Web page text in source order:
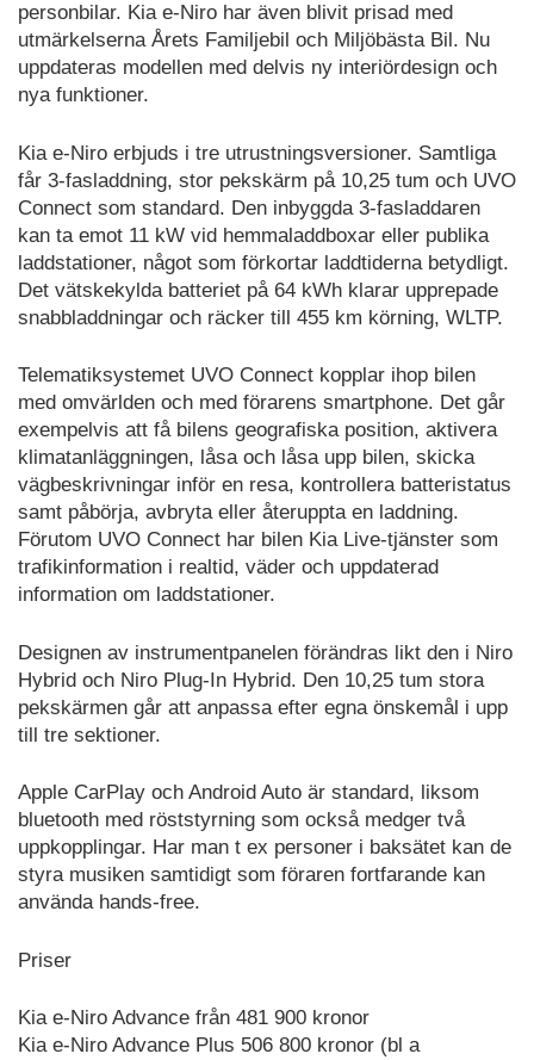
personbilar. Kia e-Niro har även blivit prisad med
utmärkelserna Årets Familjebil och Miljöbästa Bil. Nu
uppdateras modellen med delvis ny interiördesign och
nya funktioner.
Kia e-Niro erbjuds i tre utrustningsversioner. Samtliga
får 3-fasladdning, stor pekskärm på 10,25 tum och UVO
Connect som standard. Den inbyggda 3-fasladdaren
kan ta emot 11 kW vid hemmaladdboxar eller publika
laddstationer, något som förkortar laddtiderna betydligt.
Det vätskekylda batteriet på 64 kWh klarar upprepade
snabbladdningar och räcker till 455 km körning, WLTP.
Telematiksystemet UVO Connect kopplar ihop bilen
med omvärlden och med förarens smartphone. Det går
exempelvis att få bilens geografiska position, aktivera
klimatanläggningen, låsa och låsa upp bilen, skicka
vägbeskrivningar inför en resa, kontrollera batteristatus
samt påbörja, avbryta eller återuppta en laddning.
Förutom UVO Connect har bilen Kia Live-tjänster som
trafikinformation i realtid, väder och uppdaterad
information om laddstationer.
Designen av instrumentpanelen förändras likt den i Niro
Hybrid och Niro Plug-In Hybrid. Den 10,25 tum stora
pekskärmen går att anpassa efter egna önskemål i upp
till tre sektioner.
Apple CarPlay och Android Auto är standard, liksom
bluetooth med röststyrning som också medger två
uppkopplingar. Har man t ex personer i baksätet kan de
styra musiken samtidigt som föraren fortfarande kan
använda hands-free.
Priser
Kia e-Niro Advance från 481 900 kronor
Kia e-Niro Advance Plus 506 800 kronor (bl a